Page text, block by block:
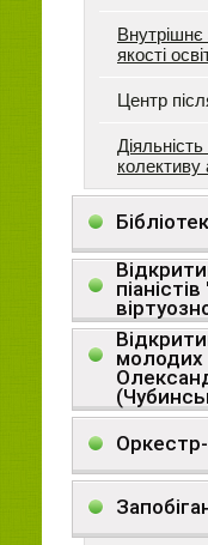
Внутрішнє
якості
Центр
Діяльність
колективу
молодих